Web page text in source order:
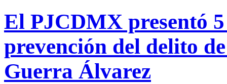
El PJCDMX presentó
prevención del delito
Guerra Álvarez